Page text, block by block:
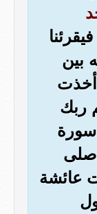
بين
أخذت
ربك
سورة
صلى
عائشة